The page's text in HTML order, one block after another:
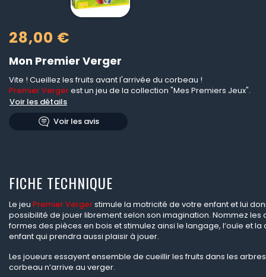
28,00 €
Mon Premier Verger
Vite ! Cueillez les fruits avant l'arrivée du corbeau !
Premier Vergerest un jeu de la collection "Mes Premiers Jeux".
Voir les détails
Voir les avis
FICHE TECHNIQUE
Le jeu Premier Vergerstimule la motricité de votre enfant et lui
possibilité de jouer librement selon son imagination. Nommez les
formes des pièces en bois et stimulez ainsi le langage, l‘ouïe et
enfant qui prendra aussi plaisir à jouer.
Les joueurs essayent ensemble de cueillir les fruits dans les
corbeau n’arrive au verger.